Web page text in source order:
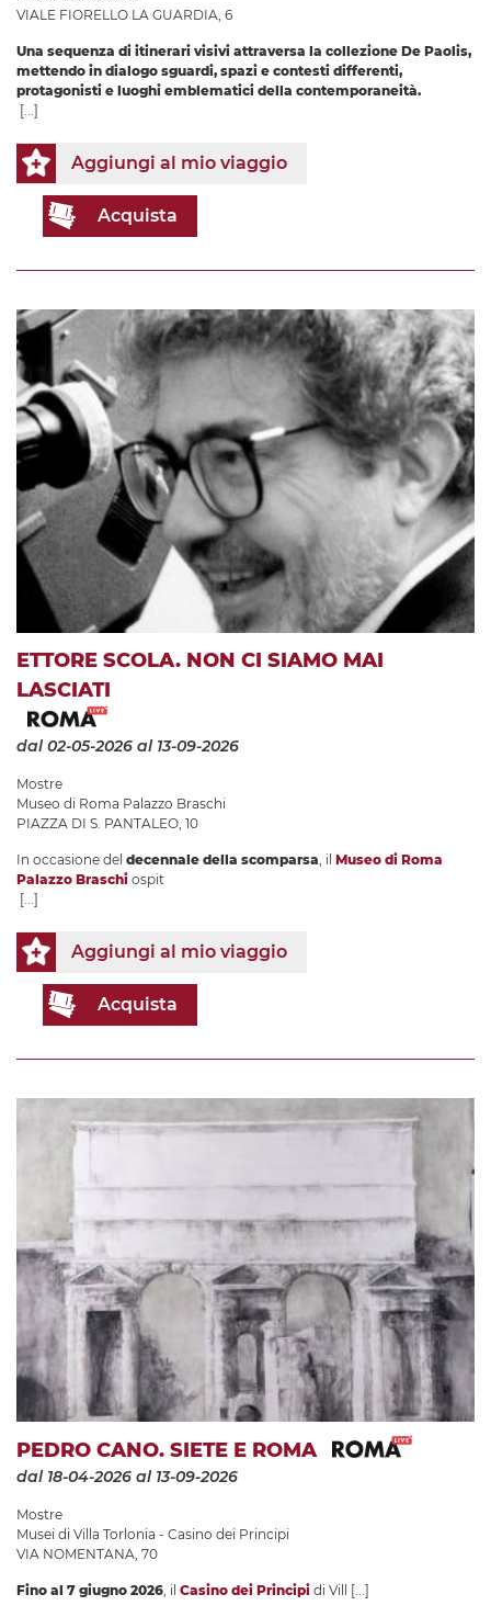
VIALE FIORELLO LA GUARDIA, 6
Una sequenza di itinerari visivi attraversa la collezione De Paolis,
mettendo in dialogo sguardi, spazi e contesti differenti,
protagonisti e luoghi emblematici della contemporaneità.
[...]
Aggiungi al mio viaggio
Acquista
ETTORE SCOLA. NON CI SIAMO MAI
LASCIATI
dal 02-05-2026 al 13-09-2026
Mostre
Museo di Roma Palazzo Braschi
PIAZZA DI S. PANTALEO, 10
In occasione del decennale della scomparsa, il Museo di Roma
Palazzo Braschi ospit
[...]
Aggiungi al mio viaggio
Acquista
PEDRO CANO. SIETE E ROMA
dal 18-04-2026 al 13-09-2026
Mostre
Musei di Villa Torlonia - Casino dei Principi
VIA NOMENTANA, 70
Fino al 7 giugno 2026 , il Casino dei Principi di Vill [...]